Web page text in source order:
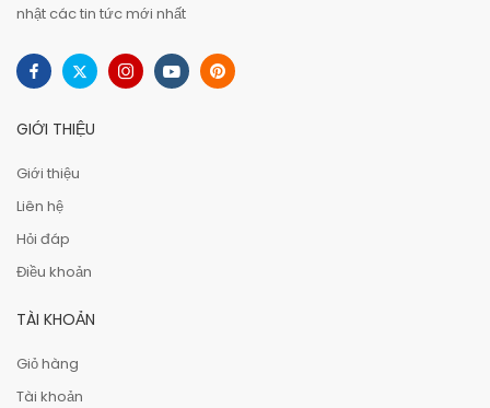
nhật các tin tức mới nhất
GIỚI THIỆU
Giới thiệu
Liên hệ
Hỏi đáp
Điều khoản
TÀI KHOẢN
Giỏ hàng
Tài khoản